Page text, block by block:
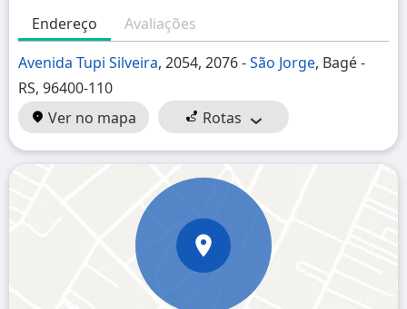
Endereço
Avaliações
Avenida Tupi Silveira, 2054, 2076 -São Jorge, Bagé -
RS, 96400-110
Ver no mapa
Rotas